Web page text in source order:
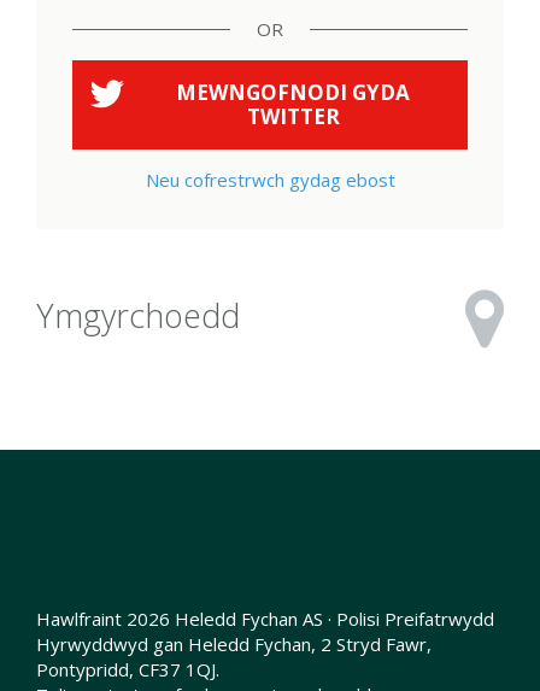
OR
MEWNGOFNODI GYDA
TWITTER
Neu cofrestrwch gydag ebost
Ymgyrchoedd
Hawlfraint 2026 Heledd Fychan AS · Polisi Preifatrwydd
Hyrwyddwyd gan Heledd Fychan, 2 Stryd Fawr,
Pontypridd, CF37 1QJ.